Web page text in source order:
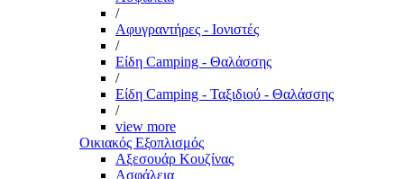
/
Αφυγραντήρες - Ιονιστές
/
Είδη Camping - Θαλάσσης
/
Είδη Camping - Ταξιδιού - Θαλάσσης
/
view more
Οικιακός Εξοπλισμός
Αξεσουάρ Κουζίνας
Ασφάλεια